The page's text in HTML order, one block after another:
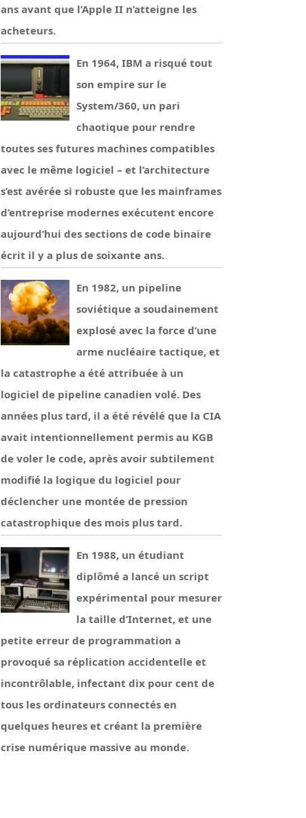
ans avant que l’Apple II n’atteigne les
acheteurs.
En 1964, IBM a risqué tout
son empire sur le
System/360, un pari
chaotique pour rendre
toutes ses futures machines compatibles
avec le même logiciel – et l’architecture
s’est avérée si robuste que les mainframes
d’entreprise modernes exécutent encore
aujourd’hui des sections de code binaire
écrit il y a plus de soixante ans.
En 1982, un pipeline
soviétique a soudainement
explosé avec la force d’une
arme nucléaire tactique, et
la catastrophe a été attribuée à un
logiciel de pipeline canadien volé. Des
années plus tard, il a été révélé que la CIA
avait intentionnellement permis au KGB
de voler le code, après avoir subtilement
modifié la logique du logiciel pour
déclencher une montée de pression
catastrophique des mois plus tard.
En 1988, un étudiant
diplômé a lancé un script
expérimental pour mesurer
la taille d’Internet, et une
petite erreur de programmation a
provoqué sa réplication accidentelle et
incontrôlable, infectant dix pour cent de
tous les ordinateurs connectés en
quelques heures et créant la première
crise numérique massive au monde.